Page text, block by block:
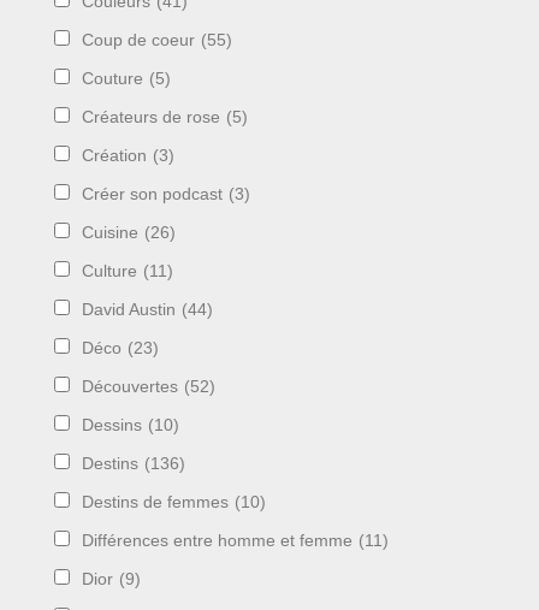
Coup de coeur (55)
Couture (5)
Créateurs de rose (5)
Création (3)
Créer son podcast (3)
Cuisine (26)
Culture (11)
David Austin (44)
Déco (23)
Découvertes (52)
Dessins (10)
Destins (136)
Destins de femmes (10)
Différences entre homme et femme (11)
Dior (9)